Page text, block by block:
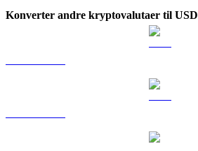
Konverter andre kryptovalutaer til USD